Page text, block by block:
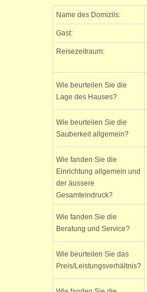
Name des Domizils:
Gast:
Reisezeitraum:
Wie beurteilen Sie die
Lage des Hauses?
Wie beurteilen Sie die
Sauberkeit allgemein?
Wie fanden Sie die
Einrichtung allgemein und
der äussere
Gesamteindruck?
Wie fanden Sie die
Beratung und Service?
Wie beurteilen Sie das
Preis/Leistungsverhältnis?